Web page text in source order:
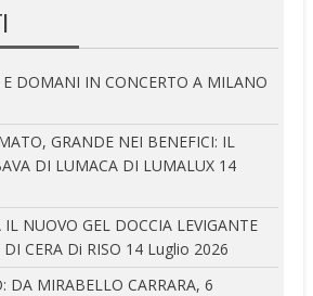
DOMANI IN CONCERTO A MILANO
GRANDE NEI BENEFICI: IL
DI LUMACA DI LUMALUX 14
NUOVO GEL DOCCIA LEVIGANTE
CERA Di RISO 14 Luglio 2026
DA MIRABELLO CARRARA, 6